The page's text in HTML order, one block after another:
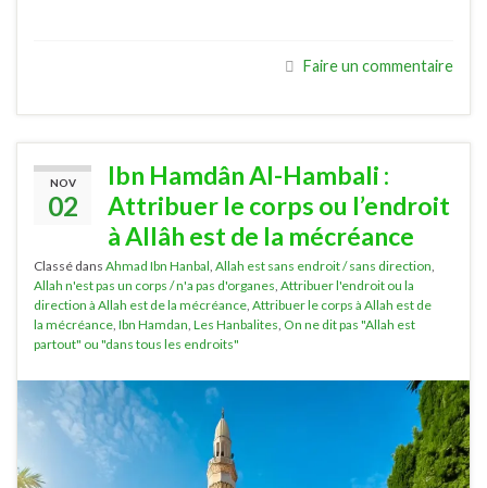
Faire un commentaire
NOV
02
Ibn Hamdân Al-Hambali :
Attribuer le corps ou l’endroit
à Allâh est de la mécréance
Classé dans Ahmad Ibn Hanbal, Allah est sans endroit / sans direction,
Allah n'est pas un corps / n'a pas d'organes, Attribuer l'endroit ou la
direction à Allah est de la mécréance, Attribuer le corps à Allah est de
la mécréance, Ibn Hamdan, Les Hanbalites, On ne dit pas "Allah est
partout" ou "dans tous les endroits"